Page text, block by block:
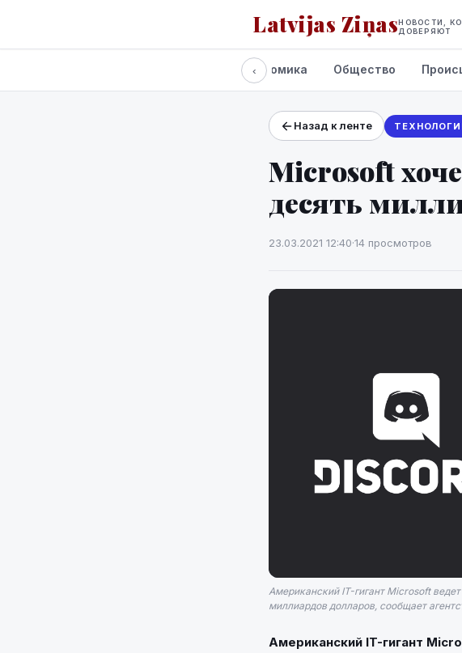
Latvijas ZiņasНОВОСТИ,
ДОВЕРЯЮТ
Проекты и сервисы
‹
Экономика Общество
Назад к ленте
Microsoft
десять
23.03.2021 12:40·14 просмотров
Американский IT-гигант Microsoft
миллиардов долларов, сообщает
Американский IT-гигант